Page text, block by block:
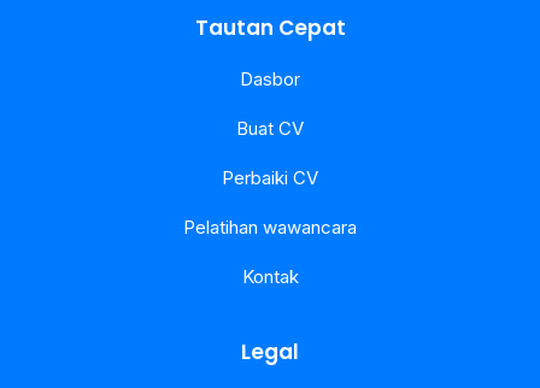
Tautan Cepat
Dasbor
Buat CV
Perbaiki CV
Pelatihan wawancara
Kontak
Legal